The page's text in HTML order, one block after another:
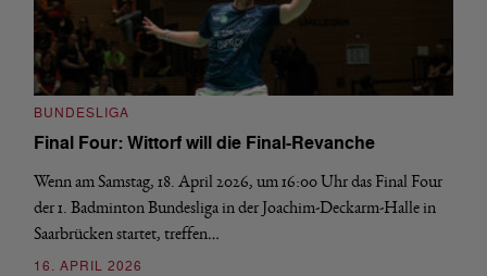
BUNDESLIGA
Final Four: Wittorf will die Final-Revanche
Wenn am Samstag, 18. April 2026, um 16:00 Uhr das Final Four
der 1. Badminton Bundesliga in der Joachim-Deckarm-Halle in
Saarbrücken startet, treffen…
16. APRIL 2026